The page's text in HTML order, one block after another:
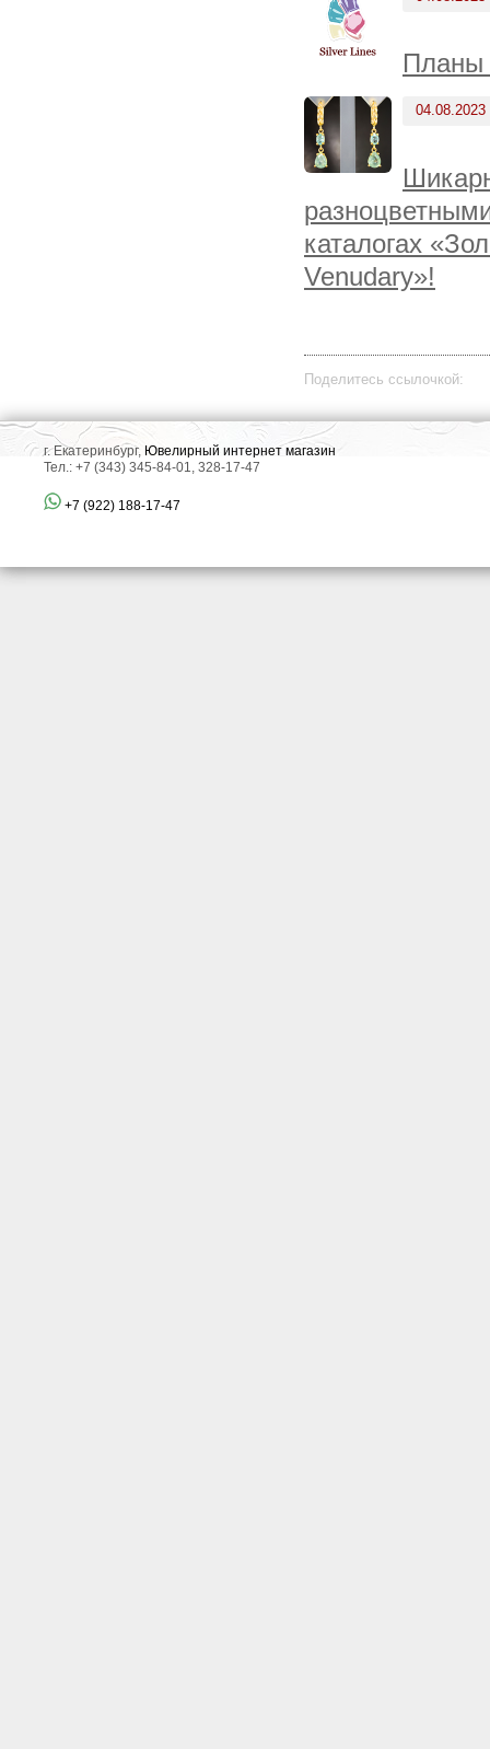
Планы
04.08.2023
каталогах
Venudary»!
Поделитесь ссылочкой:
г. Екатеринбург, Ювелирный интернет магазин
Тел.: +7 (343) 345-84-01, 328-17-47
+7 (922) 188-17-47